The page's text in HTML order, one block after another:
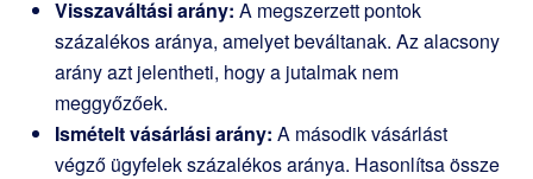
Visszaváltási arány: A megszerzett pontok
százalékos aránya, amelyet beváltanak. Az alacsony
arány azt jelentheti, hogy a jutalmak nem
meggyőzőek.
Ismételt vásárlási arány: A második vásárlást
végző ügyfelek százalékos aránya. Hasonlítsa össze